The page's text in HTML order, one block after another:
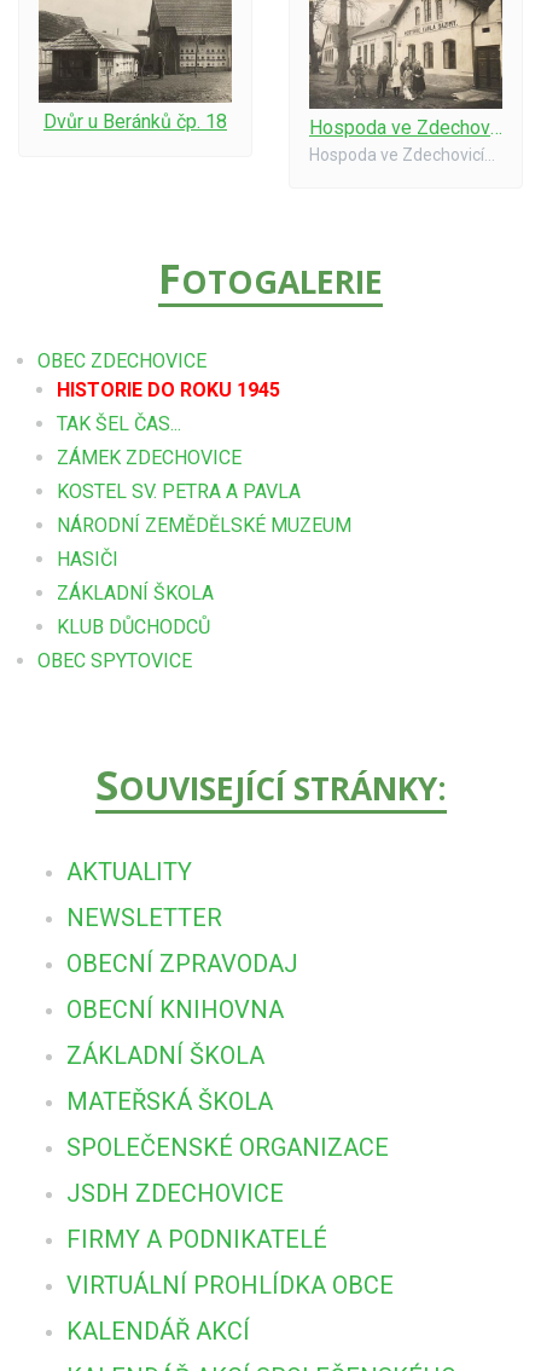
Dvůr u Beránků čp. 18 Hospoda ve Zdechovicích asi r. 1930
FOTOGALERIE
OBEC ZDECHOVICE
HISTORIE DO ROKU 1945
TAK ŠEL ČAS...
ZÁMEK ZDECHOVICE
KOSTEL SV. PETRA A PAVLA
NÁRODNÍ ZEMĚDĚLSKÉ MUZEUM
HASIČI
ZÁKLADNÍ ŠKOLA
KLUB DŮCHODCŮ
OBEC SPYTOVICE
SOUVISEJÍCÍ STRÁNKY:
AKTUALITY
NEWSLETTER
OBECNÍ ZPRAVODAJ
OBECNÍ KNIHOVNA
ZÁKLADNÍ ŠKOLA
MATEŘSKÁ ŠKOLA
SPOLEČENSKÉ ORGANIZACE
JSDH ZDECHOVICE
FIRMY A PODNIKATELÉ
VIRTUÁLNÍ PROHLÍDKA OBCE
KALENDÁŘ AKCÍ